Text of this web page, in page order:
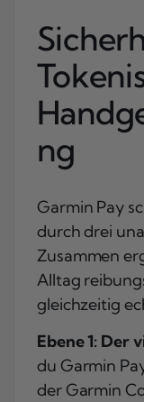
ng
Garmin Pay
durch drei
Zusammen
Alltag
gleichzeitig
Ebene 1: Der
du Garmin
der Garmin